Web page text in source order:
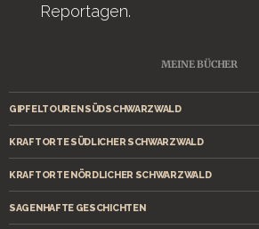
Reportagen.
MEINE BÜCHER
GIPFELTOUREN SÜDSCHWARZWALD
KRAFTORTE SÜDLICHER SCHWARZWALD
KRAFTORTE NÖRDLICHER SCHWARZWALD
SAGENHAFTE GESCHICHTEN